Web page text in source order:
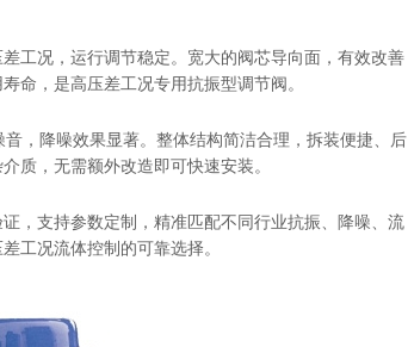
工况，运行调节稳定。宽大的阀芯导向面，有效改善
命，是高压差工况专用抗振型调节阀。
，降噪效果显著。整体结构简洁合理，拆装便捷、后
质，无需额外改造即可快速安装。
，支持参数定制，精准匹配不同行业抗振、降噪、流
工况流体控制的可靠选择。